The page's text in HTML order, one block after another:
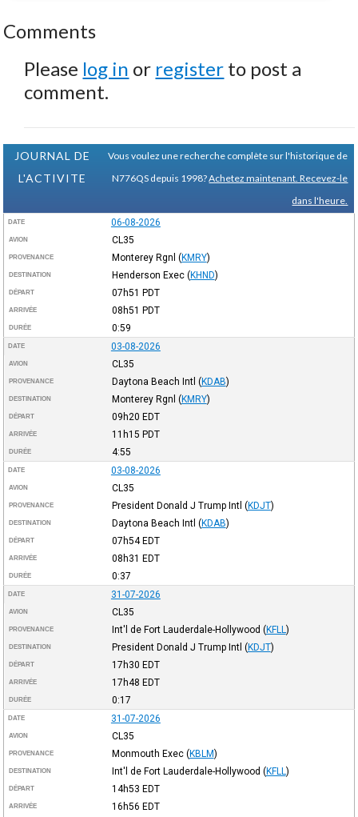
Comments
Please log in or register to post a
comment.
JOURNAL DE
L'ACTIVITE
Vous voulez une recherche complète sur l'historique de
N776QS depuis 1998?Achetez maintenant. Recevez-le
dans l'heure.
DATE 06-08-2026
AVION CL35
PROVENANCE Monterey Rgnl (KMRY)
DESTINATION Henderson Exec (KHND)
DÉPART 07h51 PDT
ARRIVÉE 08h51 PDT
DURÉE 0:59
DATE 03-08-2026
AVION CL35
PROVENANCE Daytona Beach Intl (KDAB)
DESTINATION Monterey Rgnl (KMRY)
DÉPART 09h20 EDT
ARRIVÉE 11h15 PDT
DURÉE 4:55
DATE 03-08-2026
AVION CL35
PROVENANCE President Donald J Trump Intl (KDJT)
DESTINATION Daytona Beach Intl (KDAB)
DÉPART 07h54EDT
ARRIVÉE 08h31 EDT
DURÉE 0:37
DATE 31-07-2026
AVION CL35
PROVENANCE Int'l de Fort Lauderdale-Hollywood (KFLL )
DESTINATION President Donald J Trump Intl (KDJT)
DÉPART 17h30 EDT
ARRIVÉE 17h48 EDT
DURÉE 0:17
DATE 31-07-2026
AVION CL35
PROVENANCE Monmouth Exec (KBLM)
DESTINATION Int'l de Fort Lauderdale-Hollywood (KFLL )
DÉPART 14h53 EDT
ARRIVÉE 16h56 EDT